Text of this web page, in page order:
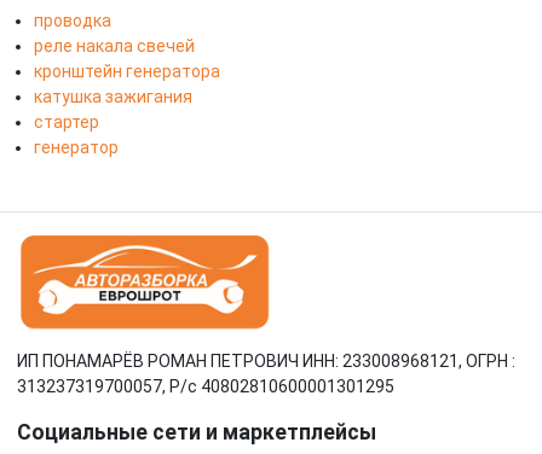
проводка
реле накала свечей
кронштейн генератора
катушка зажигания
стартер
генератор
ИП ПОНАМАРЁВ РОМАН ПЕТРОВИЧ ИНН: 233008968121, ОГРН :
313237319700057, Р/c 40802810600001301295
Социальные сети и маркетплейсы